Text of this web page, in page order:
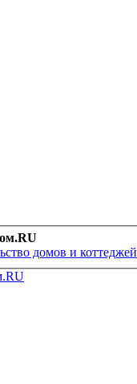
домов и коттеджей